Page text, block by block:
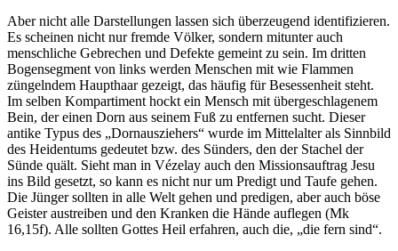
Aber nicht alle Darstellungen lassen sich überzeugend identifizieren.
Es scheinen nicht nur fremde Völker, sondern mitunter auch
menschliche Gebrechen und Defekte gemeint zu sein. Im dritten
Bogensegment von links werden Menschen mit wie Flammen
züngelndem Haupthaar gezeigt, das häufig für Besessenheit steht.
Im selben Kompartiment hockt ein Mensch mit übergeschlagenem
Bein, der einen Dorn aus seinem Fuß zu entfernen sucht. Dieser
antike Typus des „Dornausziehers“ wurde im Mittelalter als Sinnbild
des Heidentums gedeutet bzw. des Sünders, den der Stachel der
Sünde quält. Sieht man in Vézelay auch den Missionsauftrag Jesu
ins Bild gesetzt, so kann es nicht nur um Predigt und Taufe gehen.
Die Jünger sollten in alle Welt gehen und predigen, aber auch böse
Geister austreiben und den Kranken die Hände auflegen (Mk
16,15f). Alle sollten Gottes Heil erfahren, auch die, „die fern sind“.